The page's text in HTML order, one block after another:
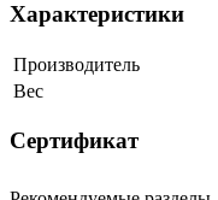
Характеристики
Производитель
Вес
Сертификат